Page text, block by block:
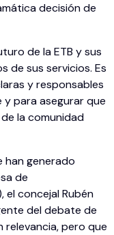
decisión de
de la ETB y sus
de sus servicios. Es
y responsables
para asegurar que
la comunidad
han generado
de
el concejal Rubén
del debate de
pero que